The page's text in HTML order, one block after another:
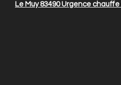
Le Muy 83490Urgence chauffe